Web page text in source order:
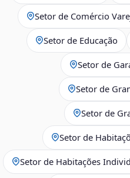
Setor de Comércio
Setor de Educação
Setor de
Setor de
Setor de
Setor de
Setor de Habitações